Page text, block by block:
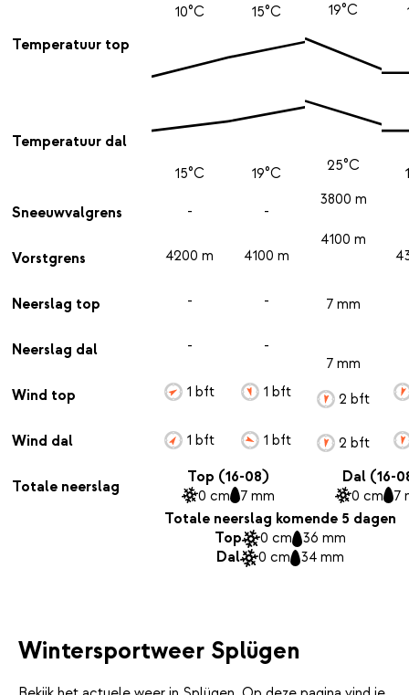
Temperatuur top
Temperatuur dal
Sneeuwvalgrens
Vorstgrens
Neerslag top
Neerslag dal
Wind top
Wind dal
Totale neerslag
10°C
15°C
-
4200 m
-
-
1 bft
1 bft
15°C
19°C
-
4100 m
-
-
1 bft
1 bft
19°C
25°C
3800 m
4100 m
7 mm
7 mm
2 bft
2 bft
Top (16-08)
0 cm 7 mm
Dal (16-
0 cm 7
Totale neerslag komende 5 dagen
Top
0 cm 36 mm
Dal
0 cm 34 mm
Wintersportweer Splügen